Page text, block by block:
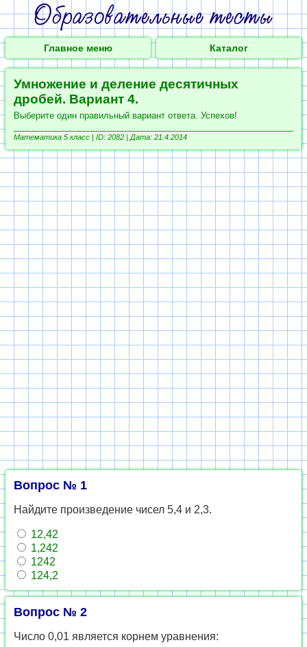
Главное меню Каталог
Умножение и деление десятичных
дробей. Вариант 4.
Выберите один правильный вариант ответа. Успехов!
Математика 5 класс | ID: 2082 | Дата: 21.4.2014
Вопрос № 1
Найдите произведение чисел 5,4 и 2,3.
12,42
1,242
1242
124,2
Вопрос № 2
Число 0,01 является корнем уравнения: